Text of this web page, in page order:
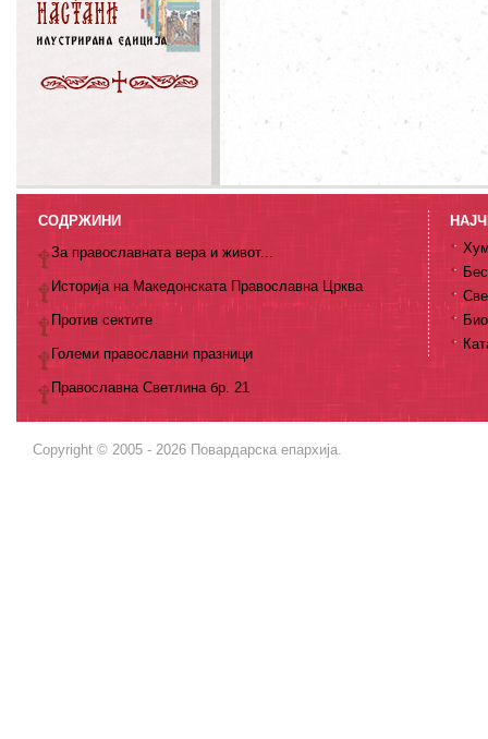
СОДРЖИНИ
За православната вера и живот...
Историја на Македонската Православна Црква
Против сектите
Големи православни празници
Православна Светлина бр. 21
Copyright © 2005 - 2026 Повардарска епархија.